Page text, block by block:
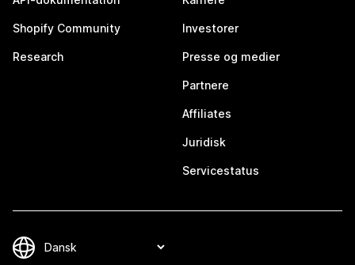
Shopify Community
Research
Investorer
Presse og medier
Partnere
Affiliates
Juridisk
Servicestatus